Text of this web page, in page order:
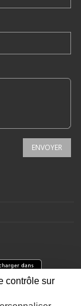
ENVOYER
contrôle sur